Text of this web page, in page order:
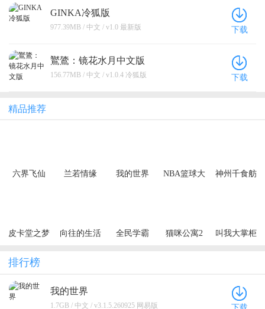
GINKA冷狐版
977.39MB / 中文 / v1.0 最新版 下载
鸑鷟：镜花水月中文版
156.77MB / 中文 / v1.0.4 冷狐版 下载
精品推荐
六界飞仙
兰若情缘
我的世界
NBA篮球大
神州千食舫
皮卡堂之梦
向往的生活 全民学霸 猫咪公寓2 叫我大掌柜
排行榜
我的世界
1.7GB / 中文 / v3.1.5.260925 网易版